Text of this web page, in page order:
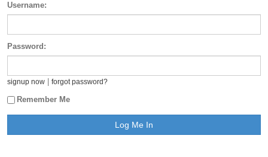
Username:
Password:
signup now forgot password?
Remember Me